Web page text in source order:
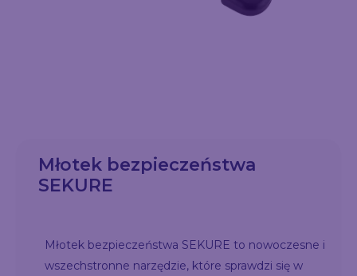
Młotek bezpieczeństwa
SEKURE
Młotek bezpieczeństwa SEKURE to nowoczesne i
wszechstronne narzędzie, które sprawdzi się w